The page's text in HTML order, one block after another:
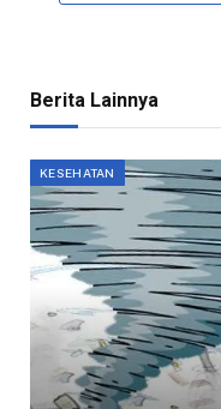
Berita Lainnya
KESEHATAN